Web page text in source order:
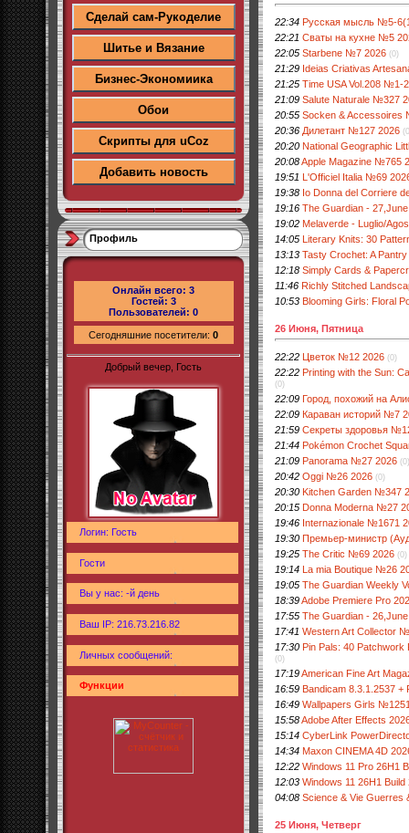
Сделай сам-Рукоделие
Шитье и Вязание
Бизнес-Экономиика
Обои
Скрипты для uCoz
Добавить новость
Профиль
Онлайн всего: 3
Гостей: 3
Пользователей: 0
Сегодняшние посетители: 0
Добрый вечер, Гость
Логин: Гость
Гости
Вы у нас: -й день
Ваш IP: 216.73.216.82
Личных сообщений:
Функции
22:34 Русская мысль №5-
22:21 Сваты на кухне №5
22:05 Starbene №7 2026 (0)
21:29 Ideias Criativas
21:25 Time USA Vol.208 №1-
21:09 Salute Naturale №327
20:55 Socken & Accessoires
20:36 Дилетант №127 2026
20:20 National Geographic
20:08Apple Magazine №765
19:51 L'Officiel Italia №69
19:38 Io Donna del Corriere
19:16 The Guardian -
19:02 Melaverde - Luglio/
14:05 Literary Knits: 30
13:13 Tasty Crochet: A
12:18 Simply Cards &
11:46 Richly Stitched
10:53 Blooming Girls: Floral
26 Июня, Пятница
22:22 Цветок №12 2026 (0)
22:22 Printing with the Sun:
(0)
22:09 Город, похожий на
22:09 Караван историй №7
21:59 Секреты здоровья
21:44 Pokémon Crochet
21:09 Panorama №27 2026 (0)
20:42 Oggi №26 2026 (0)
20:30 Kitchen Garden №347
20:15 Donna Moderna №27
19:46 Internazionale №1671
19:30 Премьер-министр
19:25 The Critic №69 2026 (0)
19:14 La mia Boutique №26
19:05 The Guardian Weekly
18:39Adobe Premiere Pro
17:55 The Guardian -
17:41 Western Art Collector
17:30 Pin Pals: 40 Patchwork
(0)
17:19American Fine Art
16:59 Bandicam 8.3.1.2537 +
16:49 Wallpapers Girls
15:58Adobe After Effects
15:14 CyberLink
14:34 Maxon CINEMA 4D
12:22 Windows 11 Pro 26H1
12:03 Windows 11 26H1
04:08 Science & Vie
25 Июня, Четверг